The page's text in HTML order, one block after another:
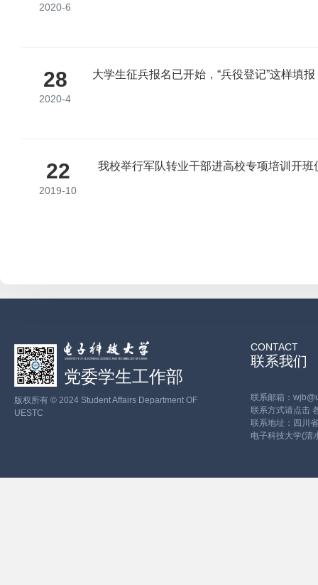
2020-6
28
2020-4
大学生征兵报名已开始，“兵役登记”这样填报
22
2019-10
我校举行军队转业干部进高校专项培训开班
党委学生工作部
版权所有 © 2024 Student Affairs Department OF
UESTC
CONTACT
联系我们
联系邮箱：
联系方式请点击
联系地址：四川
电子科技大学(清